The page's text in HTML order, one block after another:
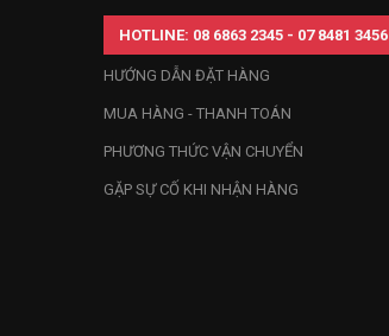
HOTLINE: 08 6863 2345 - 07 8481 3456
HƯỚNG DẪN ĐẶT HÀNG
MUA HÀNG - THANH TOÁN
PHƯƠNG THỨC VẬN CHUYỂN
GẶP SỰ CỐ KHI NHẬN HÀNG